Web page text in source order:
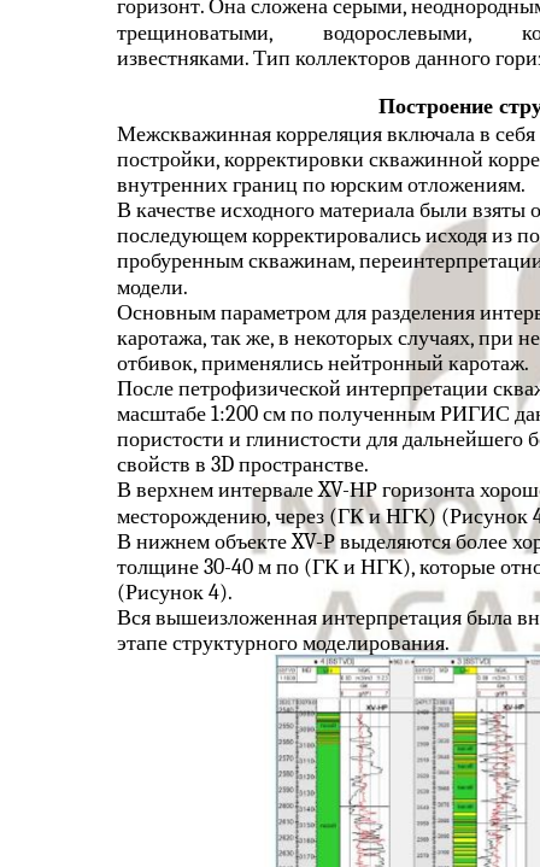
горизонт. Она сложена серыми,
трещиноватыми,
водорослевыми,
известняками. Тип коллекторов данного
Построение
Межскважинная корреляция включала в
постройки, корректировки скважинной
внутренних границ по юрским отложениям.
В качестве исходного материала были взяты
последующем корректировались исходя из
пробуренным скважинам,
модели.
Основным параметром для разделения
каротажа, так же, в некоторых случаях, при
отбивок, применялись нейтронный каротаж.
После петрофизической интерпретации
масштабе 1:200 см по полученным РИГИС
пористости и глинистости для дальнейшего
свойств в 3D пространстве.
В верхнем интервале XV-НР горизонта
месторождению, через (ГК и НГК) (Рисунок
В нижнем объекте XV-Р выделяются более
толщине 30-40 м по (ГК и НГК), которые
(Рисунок 4).
Вся вышеизложенная интерпретация была
этапе структурного моделирования.